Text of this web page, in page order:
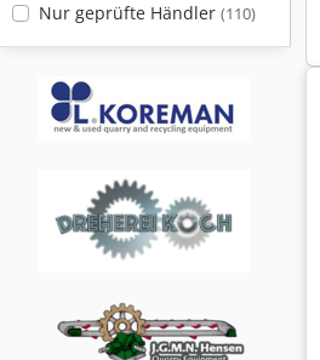
Nur geprüfte Händler (110)
Dreher Alpine Sbm